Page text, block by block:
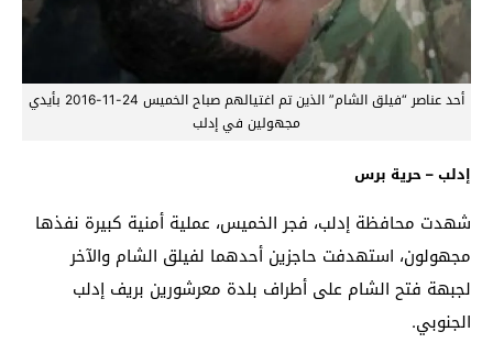
أحد عناصر “فيلق الشام” الذين تم اغتيالهم صباح الخميس 24-11-2016 بأيدي
مجهولين في إدلب
إدلب – حرية برس
شهدت محافظة إدلب، فجر الخميس، عملية أمنية كبيرة نفذها
مجهولون، استهدفت حاجزين أحدهما لفيلق الشام والآخر
لجبهة فتح الشام على أطراف بلدة معرشورين بريف إدلب
الجنوبي.